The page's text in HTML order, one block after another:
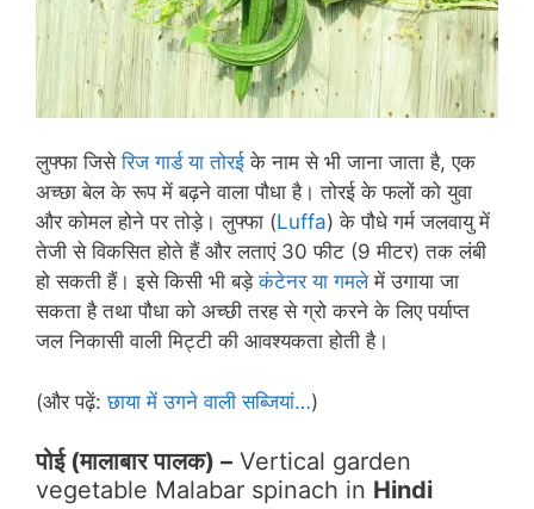
लुफ्फा जिसेरिज गार्ड या तोरई के नाम से भी जाना जाता है, एक
अच्छा बेल के रूप में बढ़ने वाला पौधा है। तोरई के फलों को युवा
और कोमल होने पर तोड़े। लुफ्फा (Luffa) के पौधे गर्म जलवायु में
तेजी से विकसित होते हैं और लताएं 30 फीट (9 मीटर) तक लंबी
हो सकती हैं। इसे किसी भी बड़ेकंटेनर या गमलेमें उगाया जा
सकता है तथा पौधा को अच्छी तरह से ग्रो करने के लिए पर्याप्त
जल निकासी वाली मिट्टी की आवश्यकता होती है।
(और पढ़ें:छाया में उगने वाली सब्जियां…)
पोई (मालाबार पालक) – Vertical garden
vegetable Malabar spinach in Hindi